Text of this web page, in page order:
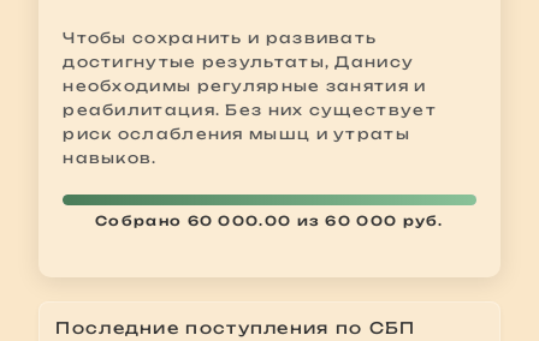
Чтобы сохранить и развивать
достигнутые результаты, Данису
необходимы регулярные занятия и
реабилитация. Без них существует
риск ослабления мышц и утраты
навыков.
Собрано 60 000.00 из 60 000 руб.
Последние поступления по СБП